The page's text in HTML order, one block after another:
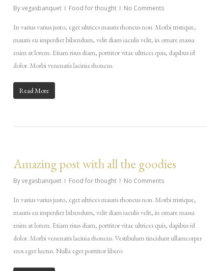
Byvegasbanquet Food for thought No Comments
In varius varius justo, eget ultrices mauris rhoncus non. Morbi tristique,
mauris eu imperdiet bibendum, velit diam iaculis velit, in ornare massa
enim at lorem. Etiam risus diam, porttitor vitae ultrices quis, dapibus id
dolor. Morbi venenatis lacinia rhoncus.
Read More
Amazing post with all the goodies
Byvegasbanquet Food for thought No Comments
In varius varius justo, eget ultrices mauris rhoncus non. Morbi tristique,
mauris eu imperdiet bibendum, velit diam iaculis velit, in ornare massa
enim at lorem. Etiam risus diam, porttitor vitae ultrices quis, dapibus id
dolor. Morbi venenatis lacinia rhoncus. Vestibulum tincidunt ullamcorper
eros eget luctus. Nulla eget porttitor libero.